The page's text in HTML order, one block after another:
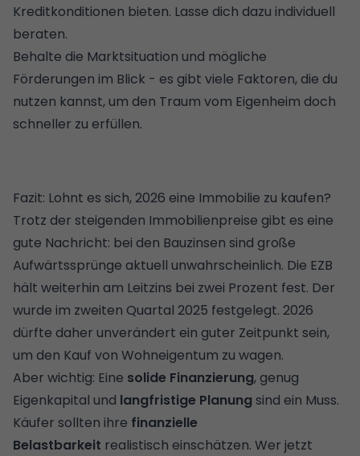
Kreditkonditionen bieten. Lasse dich dazu individuell
beraten.
Behalte die Marktsituation und mögliche
Förderungen im Blick - es gibt viele Faktoren, die du
nutzen kannst, um den Traum vom Eigenheim doch
schneller zu erfüllen.
Fazit: Lohnt es sich, 2026 eine Immobilie zu kaufen?
Trotz der steigenden Immobilienpreise gibt es eine
gute Nachricht: bei den Bauzinsen sind große
Aufwärtssprünge aktuell unwahrscheinlich. Die EZB
hält weiterhin am Leitzins bei zwei Prozent fest. Der
wurde im zweiten Quartal 2025 festgelegt. 2026
dürfte daher unverändert ein guter Zeitpunkt sein,
um den Kauf von Wohneigentum zu wagen.
Aber wichtig: Eine solide Finanzierung, genug
Eigenkapital und langfristige Planung sind ein Muss.
Käufer sollten ihre finanzielle
Belastbarkeit realistisch einschätzen. Wer jetzt